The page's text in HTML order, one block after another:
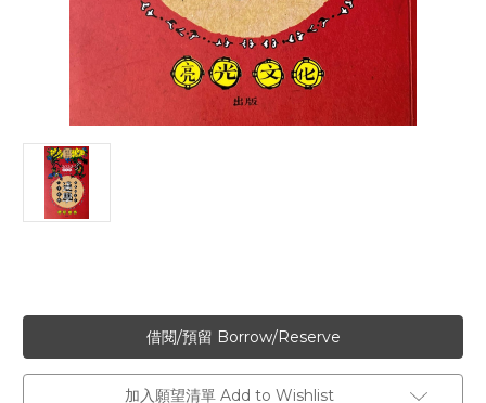
加入願望清單 Add to Wishlist